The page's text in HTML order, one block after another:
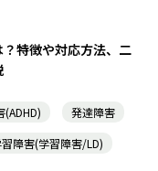
特徴や対応方法、二
発達障害
障害(学習障害/LD)